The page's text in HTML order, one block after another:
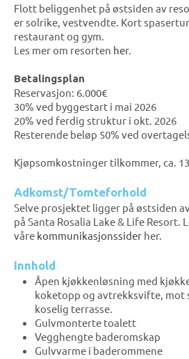
Flott beliggenhet på østsiden av
er solrike, vestvendte. Kort
restaurant og gym.
Les mer om resorten her.
Betalingsplan
Reservasjon: 6.000€
30% ved byggestart i mai 2026
20% ved ferdig struktur i okt. 2026
Resterende beløp 50% ved
Kjøpsomkostninger tilkommer, ca.
Adkomst/Tomteforhold
Selve prosjektet ligger på østsiden
på Santa Rosalia Lake & Life Resort.
våre kommunikasjonssider her.
Innhold
Åpen kjøkkenløsning med
koketopp og avtrekksvifte, mot
koselig terrasse.
Gulvmonterte toalett
Vegghengte baderomskap
Gulvvarme i baderommene